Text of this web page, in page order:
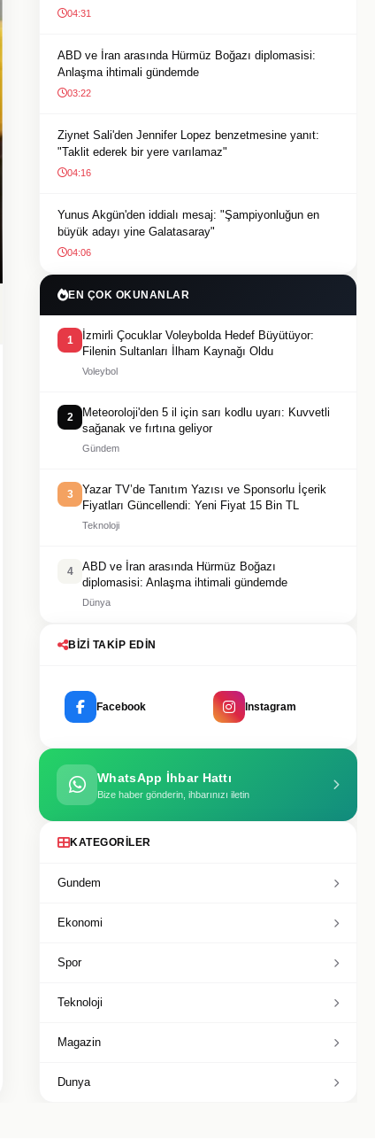
04:31
ABD ve İran arasında Hürmüz Boğazı diplomasisi:
Anlaşma ihtimali gündemde
03:22
Ziynet Sali'den Jennifer Lopez benzetmesine yanıt:
"Taklit ederek bir yere varılamaz"
04:16
Yunus Akgün'den iddialı mesaj: "Şampiyonluğun en
büyük adayı yine Galatasaray"
04:06
EN ÇOK OKUNANLAR
1
İzmirli Çocuklar Voleybolda Hedef Büyütüyor:
Filenin Sultanları İlham Kaynağı Oldu
Voleybol
2
Meteoroloji'den 5 il için sarı kodlu uyarı: Kuvvetli
sağanak ve fırtına geliyor
Gündem
3
Yazar TV’de Tanıtım Yazısı ve Sponsorlu İçerik
Fiyatları Güncellendi: Yeni Fiyat 15 Bin TL
Teknoloji
4
ABD ve İran arasında Hürmüz Boğazı
diplomasisi: Anlaşma ihtimali gündemde
Dünya
BIZI TAKIP EDIN
Facebook Instagram
WhatsApp İhbar Hattı
Bize haber gönderin, ihbarınızı iletin
KATEGORILER
Gundem
Ekonomi
Spor
Teknoloji
Magazin
Dunya